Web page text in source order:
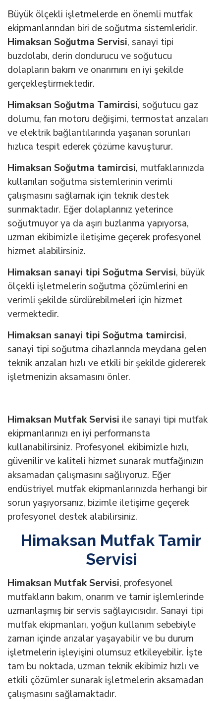
Büyük ölçekli işletmelerde en önemli mutfak
ekipmanlarından biri de soğutma sistemleridir.
Himaksan Soğutma Servisi, sanayi tipi
buzdolabı, derin dondurucu ve soğutucu
dolapların bakım ve onarımını en iyi şekilde
gerçekleştirmektedir.
Himaksan Soğutma Tamircisi, soğutucu gaz
dolumu, fan motoru değişimi, termostat arızaları
ve elektrik bağlantılarında yaşanan sorunları
hızlıca tespit ederek çözüme kavuşturur.
Himaksan Soğutma tamircisi, mutfaklarınızda
kullanılan soğutma sistemlerinin verimli
çalışmasını sağlamak için teknik destek
sunmaktadır. Eğer dolaplarınız yeterince
soğutmuyor ya da aşırı buzlanma yapıyorsa,
uzman ekibimizle iletişime geçerek profesyonel
hizmet alabilirsiniz.
Himaksan sanayi tipi Soğutma Servisi, büyük
ölçekli işletmelerin soğutma çözümlerini en
verimli şekilde sürdürebilmeleri için hizmet
vermektedir.
Himaksan sanayi tipi Soğutma tamircisi,
sanayi tipi soğutma cihazlarında meydana gelen
teknik arızaları hızlı ve etkili bir şekilde gidererek
işletmenizin aksamasını önler.
Himaksan Mutfak Servisi ile sanayi tipi mutfak
ekipmanlarınızı en iyi performansta
kullanabilirsiniz. Profesyonel ekibimizle hızlı,
güvenilir ve kaliteli hizmet sunarak mutfağınızın
aksamadan çalışmasını sağlıyoruz. Eğer
endüstriyel mutfak ekipmanlarınızda herhangi bir
sorun yaşıyorsanız, bizimle iletişime geçerek
profesyonel destek alabilirsiniz.
Himaksan Mutfak Tamir
Servisi
Himaksan Mutfak Servisi, profesyonel
mutfakların bakım, onarım ve tamir işlemlerinde
uzmanlaşmış bir servis sağlayıcısıdır. Sanayi tipi
mutfak ekipmanları, yoğun kullanım sebebiyle
zaman içinde arızalar yaşayabilir ve bu durum
işletmelerin işleyişini olumsuz etkileyebilir. İşte
tam bu noktada, uzman teknik ekibimiz hızlı ve
etkili çözümler sunarak işletmelerin aksamadan
çalışmasını sağlamaktadır.